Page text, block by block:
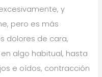
y
pero es más
dolores de cara,
algo habitual, hasta
e oídos, contracción